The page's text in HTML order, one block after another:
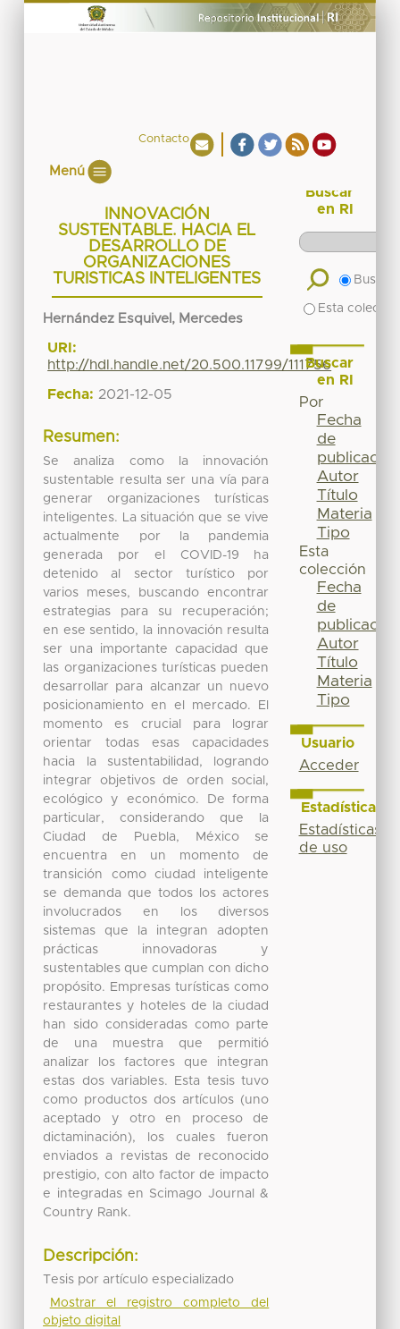
Contacto
Menú
INNOVACIÓN
SUSTENTABLE. HACIA EL
DESARROLLO DE
ORGANIZACIONES
TURISTICAS INTELIGENTES
Hernández Esquivel, Mercedes
URI:
http://hdl.handle.net/20.500.11799/111756
Fecha: 2021-12-05
Resumen:
Se analiza como la innovación
sustentable resulta ser una vía para
generar organizaciones turísticas
inteligentes. La situación que se vive
actualmente por la pandemia
generada por el COVID-19 ha
detenido al sector turístico por
varios meses, buscando encontrar
estrategias para su recuperación;
en ese sentido, la innovación resulta
ser una importante capacidad que
las organizaciones turísticas pueden
desarrollar para alcanzar un nuevo
posicionamiento en el mercado. El
momento es crucial para lograr
orientar todas esas capacidades
hacia la sustentabilidad, logrando
integrar objetivos de orden social,
ecológico y económico. De forma
particular, considerando que la
Ciudad de Puebla, México se
encuentra en un momento de
transición como ciudad inteligente
se demanda que todos los actores
involucrados en los diversos
sistemas que la integran adopten
prácticas innovadoras y
sustentables que cumplan con dicho
propósito. Empresas turísticas como
restaurantes y hoteles de la ciudad
han sido consideradas como parte
de una muestra que permitió
analizar los factores que integran
estas dos variables. Esta tesis tuvo
como productos dos artículos (uno
aceptado y otro en proceso de
dictaminación), los cuales fueron
enviados a revistas de reconocido
prestigio, con alto factor de impacto
e integradas en Scimago Journal &
Country Rank.
Descripción:
Tesis por artículo especializado
Mostrar el registro completo del
objeto digital
Buscar
en RI
Buscar
Esta
Buscar
en RI
Por
Fecha
de
publicación
Autor
Título
Materia
Tipo
Esta
colección
Fecha
de
publicación
Autor
Título
Materia
Tipo
Usuario
Acceder
Estadísticas
Estadísticas
de uso